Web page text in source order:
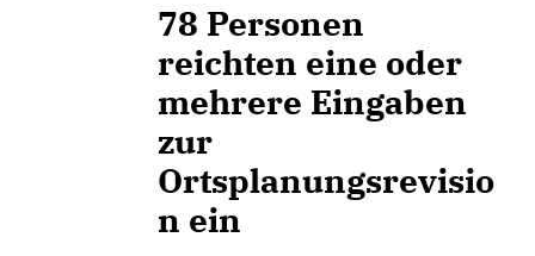
78 Personen
reichten eine oder
mehrere Eingaben
zur
Ortsplanungsrevisio
n ein